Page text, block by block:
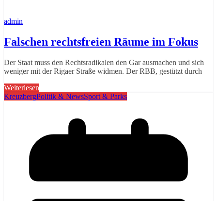
admin
Falschen rechtsfreien Räume im Fokus
Der Staat muss den Rechtsradikalen den Gar ausmachen und sich
weniger mit der Rigaer Straße widmen. Der RBB, gestützt durch
Weiterlesen
KreuzbergPolitik & NewsSport & Parks